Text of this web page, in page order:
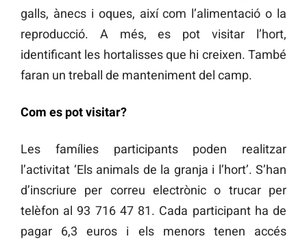
galls, ànecs i oques, així com l’alimentació o la
reproducció. A més, es pot visitar l’hort,
identificant les hortalisses que hi creixen. També
faran un treball de manteniment del camp.
Com es pot visitar?
Les famílies participants poden realitzar
l’activitat ‘Els animals de la granja i l’hort’. S’han
d’inscriure per correu electrònic o trucar per
telèfon al 93 716 47 81. Cada participant ha de
pagar 6,3 euros i els menors tenen accés